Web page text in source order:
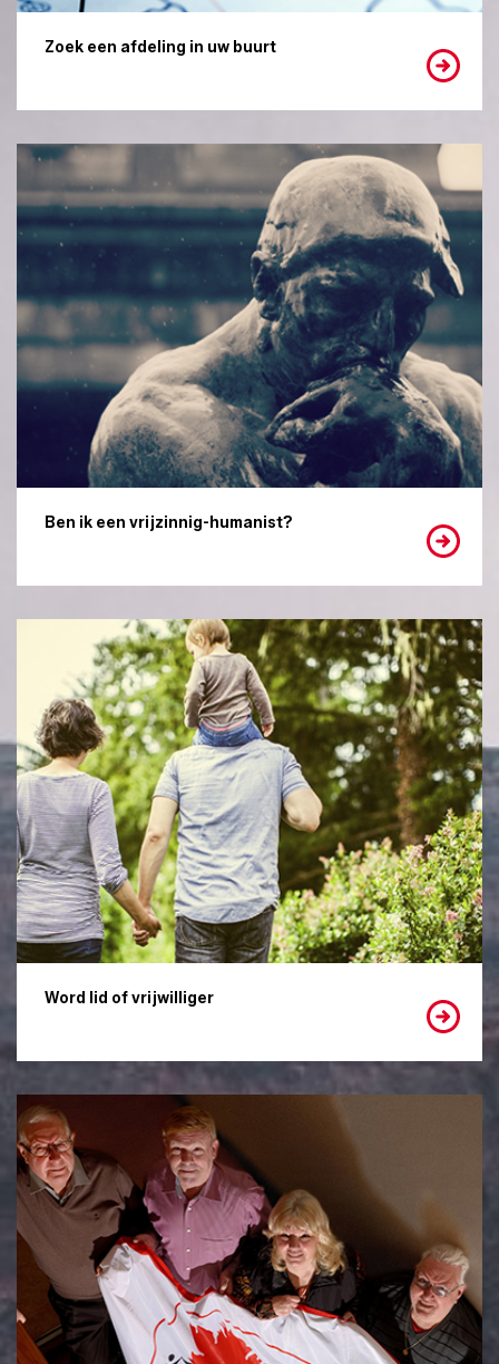
Zoek een afdeling in uw buurt
Ben ik een vrijzinnig-humanist?
Word lid of vrijwilliger